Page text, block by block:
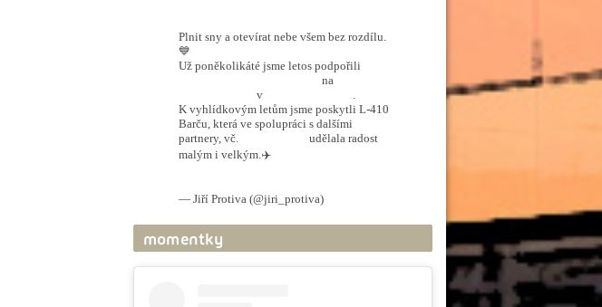
Plnit sny a otevírat nebe všem bez rozdílu.
💙
Už poněkolikáté jsme letos podpořili
na
v
.
K vyhlídkovým letům jsme poskytli L-410
Barču, která ve spolupráci s dalšími
partnery, vč.
udělala radost
malým i velkým.✈️
— Jiří Protiva (@jiri_protiva)